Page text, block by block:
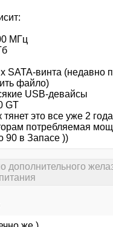
МГц
SATA-винта (недавно
файло)
USB-девайсы
GT
тянет это все уже 2
потребляемая
90 в Запасе ))
дополнительного